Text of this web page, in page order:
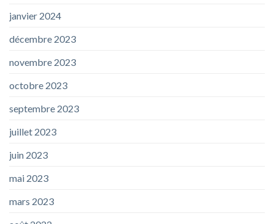
janvier 2024
décembre 2023
novembre 2023
octobre 2023
septembre 2023
juillet 2023
juin 2023
mai 2023
mars 2023